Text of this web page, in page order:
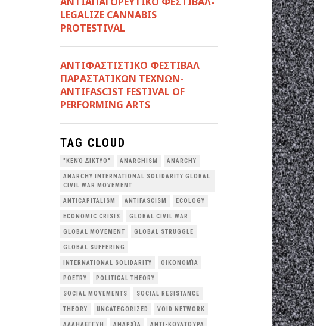
LEGALIZE CANNABIS
PROTESTIVAL
ANTIΦΑΣΤΙΣΤΙΚΟ ΦΕΣΤΙΒΑΛ
ΠΑΡΑΣΤΑΤΙΚΩΝ ΤΕΧΝΩΝ-
ANTIFASCIST FESTIVAL OF
PERFORMING ARTS
TAG CLOUD
"ΚΕΝΌ ΔΊΚΤΥΟ" ANARCHISM ANARCHY
ANARCHY INTERNATIONAL SOLIDARITY GLOBAL
CIVIL WAR MOVEMENT
ANTICAPITALISM ANTIFASCISM ECOLOGY
ECONOMIC CRISIS GLOBAL CIVIL WAR
GLOBAL MOVEMENT GLOBAL STRUGGLE
GLOBAL SUFFERING
INTERNATIONAL SOLIDARITY OΙΚΟΝΟΜΊΑ
POETRY POLITICAL THEORY
SOCIAL MOVEMENTS SOCIAL RESISTANCE
THEORY UNCATEGORIZED VOID NETWORK
ΑΛΛΗΛΕΓΓΎΗ ΑΝΑΡΧΊΑ ΑΝΤΙ-ΚΟΥΛΤΟΎΡΑ